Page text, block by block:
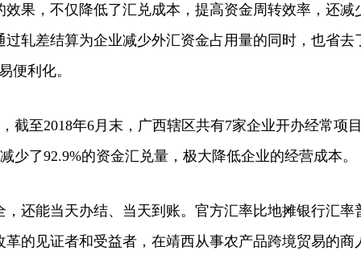
，不仅降低了汇兑成本，提高资金周转效率，还减
轧差结算为企业减少外汇资金占用量的同时，也省去
便利化。
至2018年6月末，广西辖区共有7家企业开办经常项
少了92.9%的资金汇兑量，极大降低企业的经营成本。
能当天办结、当天到账。官方汇率比地摊银行汇率
革的见证者和受益者，在靖西从事农产品跨境贸易的商